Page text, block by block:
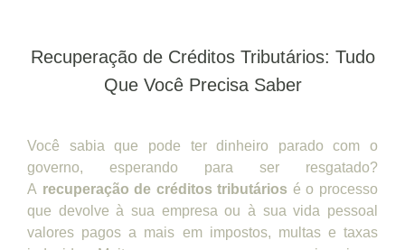
Recuperação de Créditos Tributários: Tudo
Que Você Precisa Saber
Você sabia que pode ter dinheiro parado com o
governo, esperando para ser resgatado?
A recuperação de créditos tributários é o processo
que devolve à sua empresa ou à sua vida pessoal
valores pagos a mais em impostos, multas e taxas